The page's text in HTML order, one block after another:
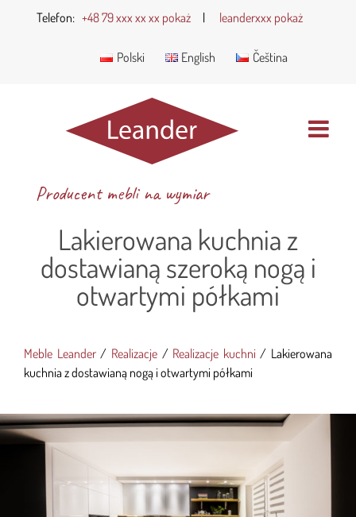
Telefon: +48 79 xxx xx xx pokaż | leanderxxx pokaż
Polski English Čeština
Producent mebli na wymiar
Lakierowana kuchnia z
dostawianą szeroką nogą i
otwartymi półkami
Meble Leander/ Realizacje/ Realizacje kuchni / Lakierowana
kuchnia z dostawianą nogą i otwartymi półkami